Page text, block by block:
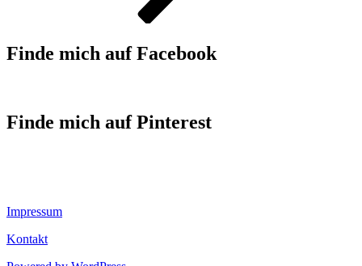
Finde mich auf Facebook
Finde mich auf Pinterest
Impressum
Kontakt